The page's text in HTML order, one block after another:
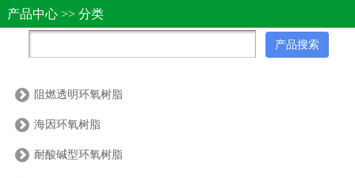
产品中心 >> 分类
阻燃透明环氧树脂
海因环氧树脂
耐酸碱型环氧树脂